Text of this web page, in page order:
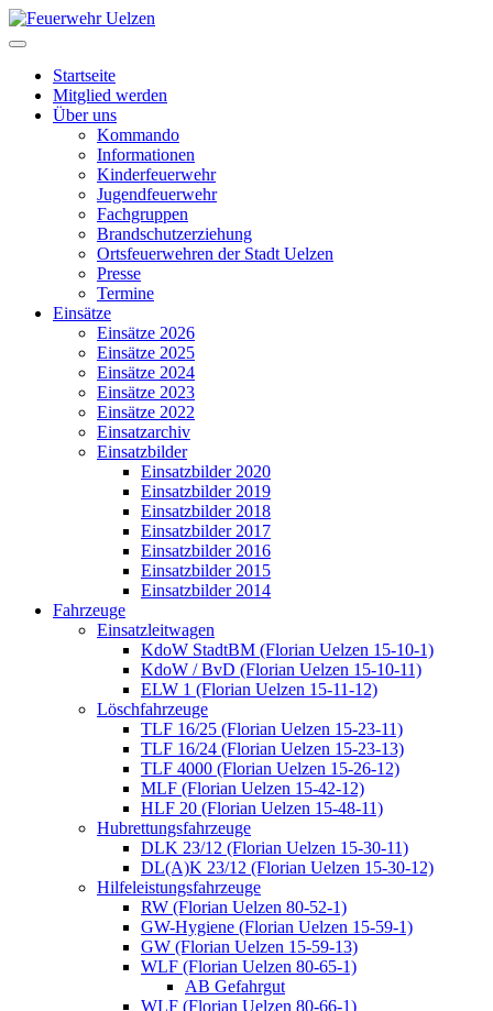
Startseite
Mitglied werden
Über uns
Kommando
Informationen
Kinderfeuerwehr
Jugendfeuerwehr
Fachgruppen
Brandschutzerziehung
Ortsfeuerwehren der Stadt Uelzen
Presse
Termine
Einsätze
Einsätze 2026
Einsätze 2025
Einsätze 2024
Einsätze 2023
Einsätze 2022
Einsatzarchiv
Einsatzbilder
Einsatzbilder 2020
Einsatzbilder 2019
Einsatzbilder 2018
Einsatzbilder 2017
Einsatzbilder 2016
Einsatzbilder 2015
Einsatzbilder 2014
Fahrzeuge
Einsatzleitwagen
KdoW StadtBM (Florian Uelzen 15-10-1)
KdoW / BvD (Florian Uelzen 15-10-11)
ELW 1 (Florian Uelzen 15-11-12)
Löschfahrzeuge
TLF 16/25 (Florian Uelzen 15-23-11)
TLF 16/24 (Florian Uelzen 15-23-13)
TLF 4000 (Florian Uelzen 15-26-12)
MLF (Florian Uelzen 15-42-12)
HLF 20 (Florian Uelzen 15-48-11)
Hubrettungsfahrzeuge
DLK 23/12 (Florian Uelzen 15-30-11)
DL(A)K 23/12 (Florian Uelzen 15-30-12)
Hilfeleistungsfahrzeuge
RW (Florian Uelzen 80-52-1)
GW-Hygiene (Florian Uelzen 15-59-1)
GW (Florian Uelzen 15-59-13)
WLF (Florian Uelzen 80-65-1)
AB Gefahrgut
WLF (Florian Uelzen 80-66-1)